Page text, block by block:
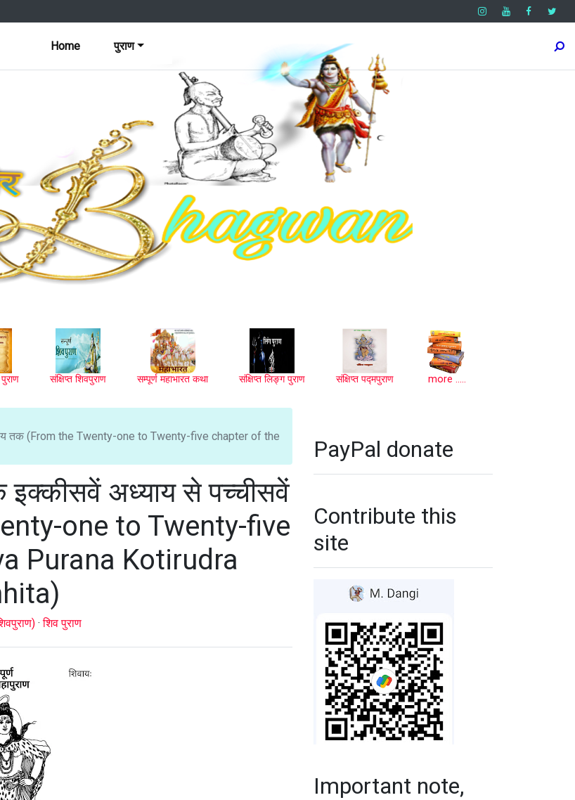
Home पुराण
पुराण संक्षिप्त शिवपुराण सम्पूर्ण महाभारत कथा संक्षिप्त लिङ्ग पुराण संक्षिप्त पद्मपुराण more .....
तक (From the Twenty-one to Twenty-five chapter of the
इक्कीसवें अध्याय से पच्चीसवें
one to Twenty-five
Purana Kotirudra
·शिव पुराण
PayPal donate
Contribute this
site
Important note,